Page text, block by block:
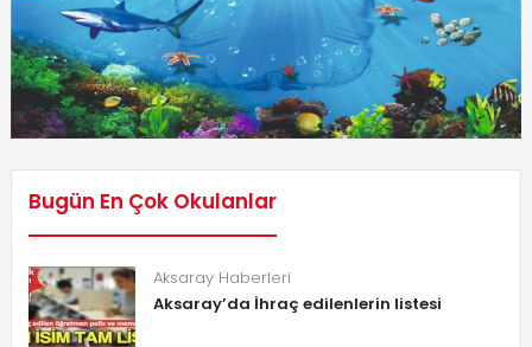
Bugün En Çok Okulanlar
Aksaray Haberleri
Aksaray’da İhraç edilenlerin listesi